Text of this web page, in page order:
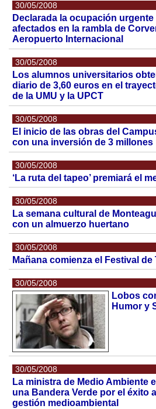
30/05/2008
Declarada la ocupación
afectados en la rambla de
Aeropuerto Internacional
30/05/2008
Los alumnos universitarios
diario de 3,60 euros en el
de la UMU y la UPCT
30/05/2008
El inicio de las obras del
con una inversión de 3 millones
30/05/2008
‘La ruta del tapeo’ premiará el
30/05/2008
La semana cultural de
con un almuerzo huertano
30/05/2008
Mañana comienza el Festival
30/05/2008
Lobos
Humor y
30/05/2008
La ministra de Medio Ambiente
una Bandera Verde por el éxito
gestión medioambiental